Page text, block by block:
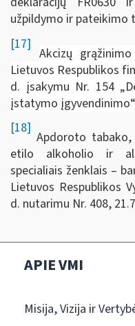
užpildymo ir pateikimo
[17]
Akcizų
Lietuvos Respublikos
d. įsakymu Nr. 154
įstatymo
[18]
Apdoroto
etilo alkoholio ir
specialiais ženklais –
Lietuvos Respublikos
d. nutarimu Nr. 408,
APIE VMI
Misija, Vizija ir